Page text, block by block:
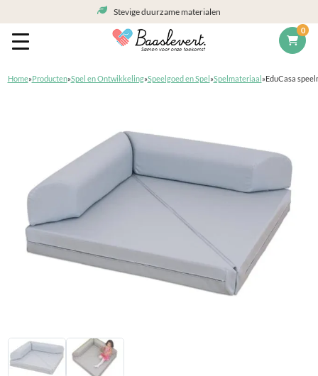
0
Stevige duurzame materialen
Home»Producten»Spel en Ontwikkeling»Speelgoed en Spel»Spelmateriaal»EduCasa